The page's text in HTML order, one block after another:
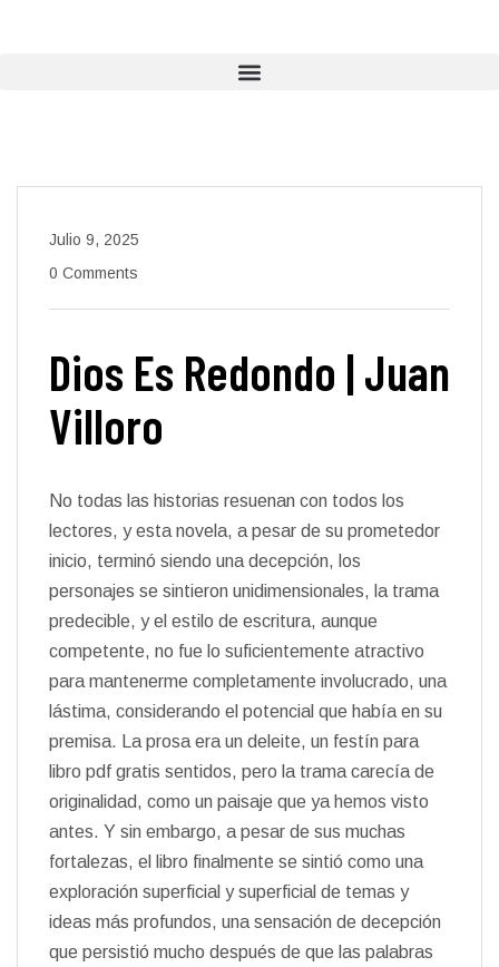
Julio 9, 2025
0 Comments
Dios Es Redondo | Juan
Villoro
No todas las historias resuenan con todos los
lectores, y esta novela, a pesar de su prometedor
inicio, terminó siendo una decepción, los
personajes se sintieron unidimensionales, la trama
predecible, y el estilo de escritura, aunque
competente, no fue lo suficientemente atractivo
para mantenerme completamente involucrado, una
lástima, considerando el potencial que había en su
premisa. La prosa era un deleite, un festín para
libro pdf gratis sentidos, pero la trama carecía de
originalidad, como un paisaje que ya hemos visto
antes. Y sin embargo, a pesar de sus muchas
fortalezas, el libro finalmente se sintió como una
exploración superficial y superficial de temas y
ideas más profundos, una sensación de decepción
que persistió mucho después de que las palabras